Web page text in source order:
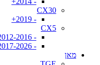
CX30
- 2019+
CX5
- 2012-2016
- 2017-2026
מאן